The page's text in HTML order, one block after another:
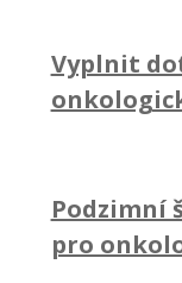
Vyplnit
Podzimní
pro